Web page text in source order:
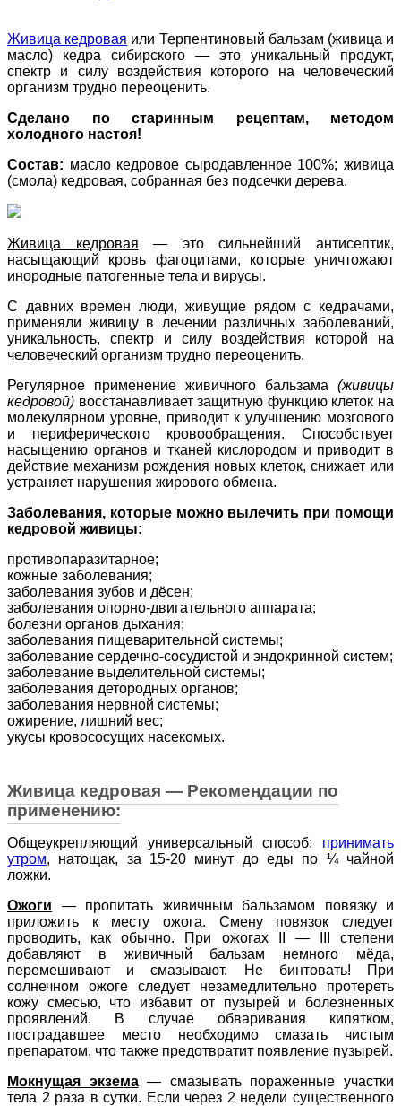
Живица кедровая или Терпентиновый бальзам (живица и
масло) кедра сибирского — это уникальный продукт,
спектр и силу воздействия которого на человеческий
организм трудно переоценить.
Сделано по старинным рецептам, методом
холодного настоя!
Состав: масло кедровое сыродавленное 100%; живица
(смола) кедровая, собранная без подсечки дерева.
Живица кедровая
— это сильнейший антисептик,
насыщающий кровь фагоцитами, которые уничтожают
инородные патогенные тела и вирусы.
С давних времен люди, живущие рядом с кедрачами,
применяли живицу в лечении различных заболеваний,
уникальность, спектр и силу воздействия которой на
человеческий организм трудно переоценить.
Регулярное применение живичного бальзама (живицы
кедровой) восстанавливает защитную функцию клеток на
молекулярном уровне, приводит к улучшению мозгового
и периферического кровообращения. Способствует
насыщению органов и тканей кислородом и приводит в
действие механизм рождения новых клеток, снижает или
устраняет нарушения жирового обмена.
Заболевания, которые можно вылечить при помощи
кедровой живицы:
противопаразитарное;
кожные заболевания;
заболевания зубов и дёсен;
заболевания опорно-двигательного аппарата;
болезни органов дыхания;
заболевания пищеварительной системы;
заболевание сердечно-сосудистой и эндокринной систем;
заболевание выделительной системы;
заболевания детородных органов;
заболевания нервной системы;
ожирение, лишний вес;
укусы кровососущих насекомых.
Живица кедровая — Рекомендации по
применению:
Общеукрепляющий универсальный способ: принимать
утром, натощак, за 15-20 минут до еды по ¼ чайной
ложки.
Ожоги
—
пропитать живичным бальзамом повязку и
приложить к месту ожога. Смену повязок следует
проводить, как обычно. При ожогах II — III степени
добавляют в живичный бальзам немного мёда,
перемешивают и смазывают. Не бинтовать! При
солнечном ожоге следует незамедлительно протереть
кожу смесью, что избавит от пузырей и болезненных
проявлений. В случае обваривания кипятком,
пострадавшее место необходимо смазать чистым
препаратом, что также предотвратит появление пузырей.
Мокнущая экзема — смазывать пораженные участки
тела 2 раза в сутки. Если через 2 недели существенного